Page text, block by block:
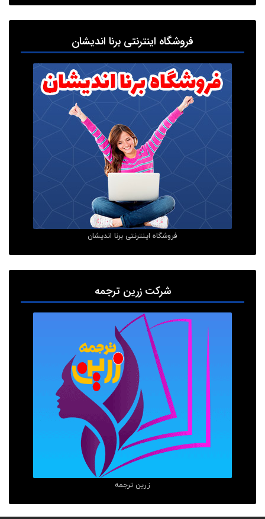
فروشگاه اینترنتی برنا اندیشان
فروشگاه اینترنتی برنا اندیشان
شرکت زرین ترجمه
زرین ترجمه